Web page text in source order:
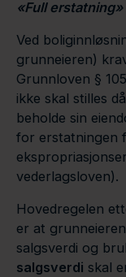
«Full
Ved
grunneieren)
Grunnloven §
ikke skal stilles
beholde sin
for erstatningen
vederlagsloven).
Hovedregelen
er at
salgsverdi og
salgsverdi skal